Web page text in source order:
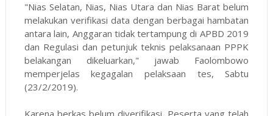
"Nias Selatan, Nias, Nias Utara dan Nias Barat belum
melakukan verifikasi data dengan berbagai hambatan
antara lain, Anggaran tidak tertampung di APBD 2019
dan Regulasi dan petunjuk teknis pelaksanaan PPPK
belakangan dikeluarkan," jawab Faolombowo
memperjelas kegagalan pelaksaan tes, Sabtu
(23/2/2019).